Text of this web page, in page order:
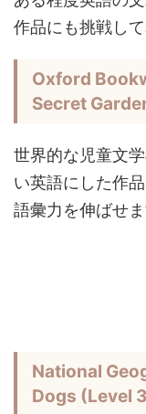
作品にも挑戦して
Oxford
Secret
世界的な児童文
い英語にした作
語彙力を伸ばせま
National
Dogs (Level